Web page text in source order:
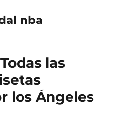
nba
las
los Ángeles